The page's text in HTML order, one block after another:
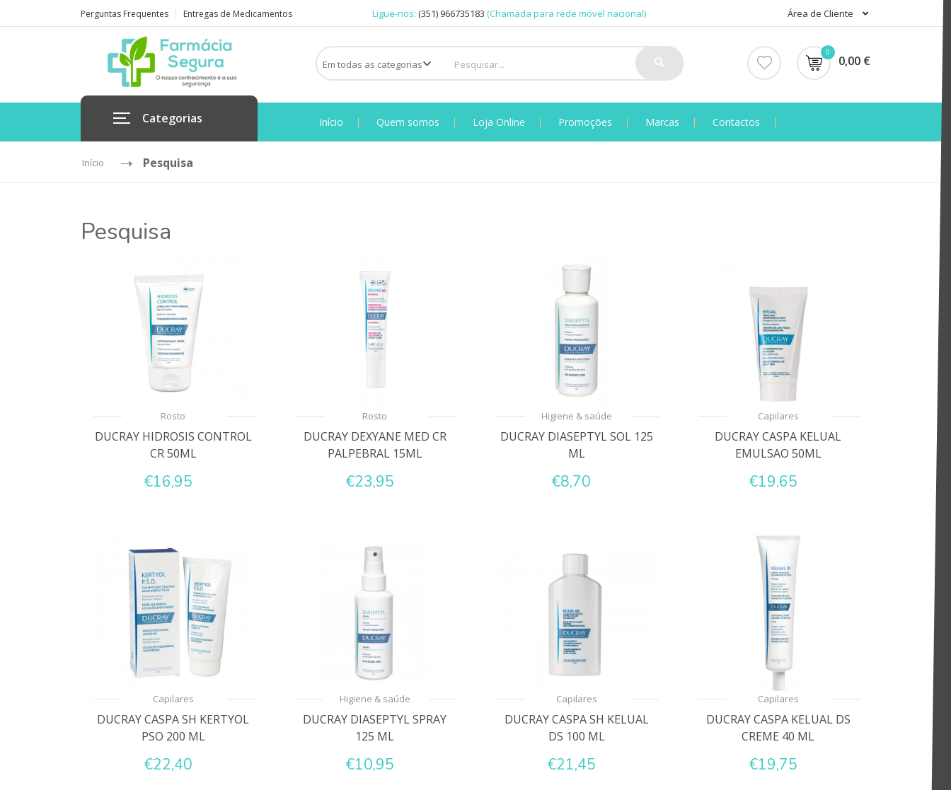
Perguntas Frequentes Entregas de Medicamentos Ligue-nos: (351) 966735183 (Chamada para rede móvel nacional) Área de Cliente
0
0,00 €
Categorias Início Quem somos Loja Online Promoções Marcas Contactos
Início Pesquisa
Pesquisa
Rosto
DUCRAY HIDROSIS CONTROL
CR 50ML
€16,95
Rosto
DUCRAY DEXYANE MED CR
PALPEBRAL 15ML
€23,95
Higiene & saúde
DUCRAY DIASEPTYL SOL 125
ML
€8,70
Capilares
DUCRAY CASPA KELUAL
EMULSAO 50ML
€19,65
Capilares
DUCRAY CASPA SH KERTYOL
PSO 200 ML
€22,40
Higiene & saúde
DUCRAY DIASEPTYL SPRAY
125 ML
€10,95
Capilares
DUCRAY CASPA SH KELUAL
DS 100 ML
€21,45
Capilares
DUCRAY CASPA KELUAL DS
CREME 40 ML
€19,75